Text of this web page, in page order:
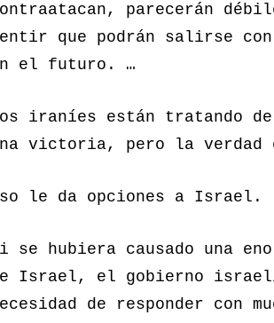
parecerán
que podrán salirse
el futuro. …
iraníes están tratando
victoria, pero la verdad
le da opciones a Israel.
se hubiera causado una
Israel, el gobierno
de responder con